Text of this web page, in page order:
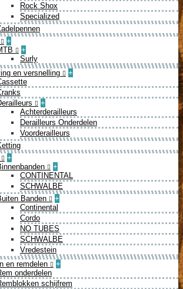
Rock Shox
Specialized
+
+
Surly
en versnelling
+
+
Achterderailleurs
Derailleurs Onderdelen
Voorderailleurs
+
+
CONTINENTAL
SCHWALBE
Banden
+
Continental
Cordo
NO TUBES
SCHWALBE
Vredestein
en remdelen
+
onderdelen
schijfrem